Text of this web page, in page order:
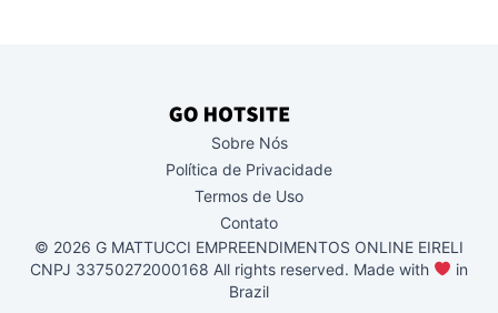
Sobre Nós
Política de Privacidade
Termos de Uso
Contato
© 2026 G MATTUCCI EMPREENDIMENTOS ONLINE EIRELI
CNPJ 33750272000168 All rights reserved. Made with
in
Brazil